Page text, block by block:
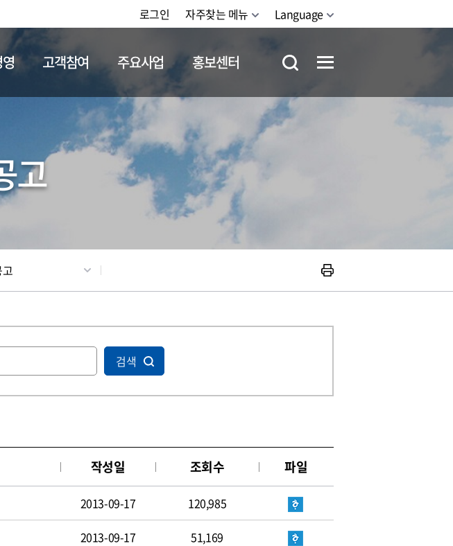
로그인 자주찾는 메뉴 Language
채용정보
고객참여 주요사업 홍보센터
고
검색
작성일 조회수 파일
2013-09-17 120,985
2013-09-17 51,169